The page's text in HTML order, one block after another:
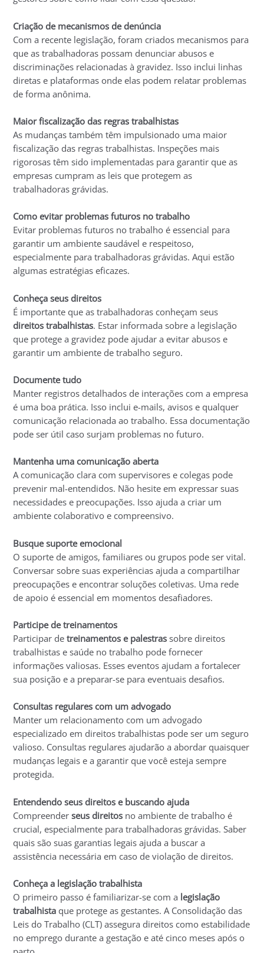
Criação de mecanismos de denúncia
Com a recente legislação, foram criados mecanismos para
que as trabalhadoras possam denunciar abusos e
discriminações relacionadas à gravidez. Isso inclui linhas
diretas e plataformas onde elas podem relatar problemas
de forma anônima.
Maior fiscalização das regras trabalhistas
As mudanças também têm impulsionado uma maior
fiscalização das regras trabalhistas. Inspeções mais
rigorosas têm sido implementadas para garantir que as
empresas cumpram as leis que protegem as
trabalhadoras grávidas.
Como evitar problemas futuros no trabalho
Evitar problemas futuros no trabalho é essencial para
garantir um ambiente saudável e respeitoso,
especialmente para trabalhadoras grávidas. Aqui estão
algumas estratégias eficazes.
Conheça seus direitos
É importante que as trabalhadoras conheçam seus
direitos trabalhistas. Estar informada sobre a legislação
que protege a gravidez pode ajudar a evitar abusos e
garantir um ambiente de trabalho seguro.
Documente tudo
Manter registros detalhados de interações com a empresa
é uma boa prática. Isso inclui e-mails, avisos e qualquer
comunicação relacionada ao trabalho. Essa documentação
pode ser útil caso surjam problemas no futuro.
Mantenha uma comunicação aberta
A comunicação clara com supervisores e colegas pode
prevenir mal-entendidos. Não hesite em expressar suas
necessidades e preocupações. Isso ajuda a criar um
ambiente colaborativo e compreensivo.
Busque suporte emocional
O suporte de amigos, familiares ou grupos pode ser vital.
Conversar sobre suas experiências ajuda a compartilhar
preocupações e encontrar soluções coletivas. Uma rede
de apoio é essencial em momentos desafiadores.
Participe de treinamentos
Participar detreinamentos e palestras sobre direitos
trabalhistas e saúde no trabalho pode fornecer
informações valiosas. Esses eventos ajudam a fortalecer
sua posição e a preparar-se para eventuais desafios.
Consultas regulares com um advogado
Manter um relacionamento com um advogado
especializado em direitos trabalhistas pode ser um seguro
valioso. Consultas regulares ajudarão a abordar quaisquer
mudanças legais e a garantir que você esteja sempre
protegida.
Entendendo seus direitos e buscando ajuda
Compreenderseus direitos no ambiente de trabalho é
crucial, especialmente para trabalhadoras grávidas. Saber
quais são suas garantias legais ajuda a buscar a
assistência necessária em caso de violação de direitos.
Conheça a legislação trabalhista
O primeiro passo é familiarizar-se com a legislação
trabalhista que protege as gestantes. A Consolidação das
Leis do Trabalho (CLT) assegura direitos como estabilidade
no emprego durante a gestação e até cinco meses após o